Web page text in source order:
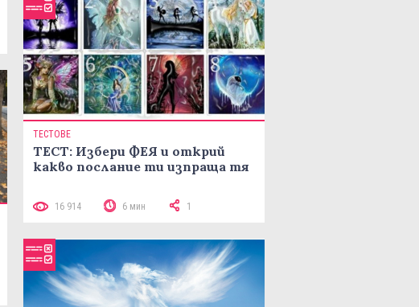
ТЕСТОВЕ
ТЕСТ: Избери ФЕЯ и открий
какво послание ти изпраща тя
16 914 6 мин 1